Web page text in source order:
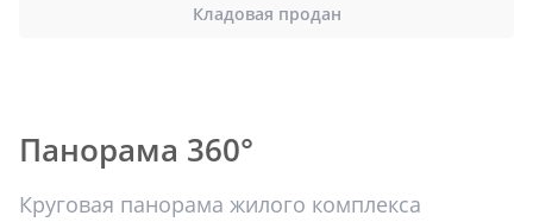
Кладовая продан
Панорама 360°
Круговая панорама жилого комплекса